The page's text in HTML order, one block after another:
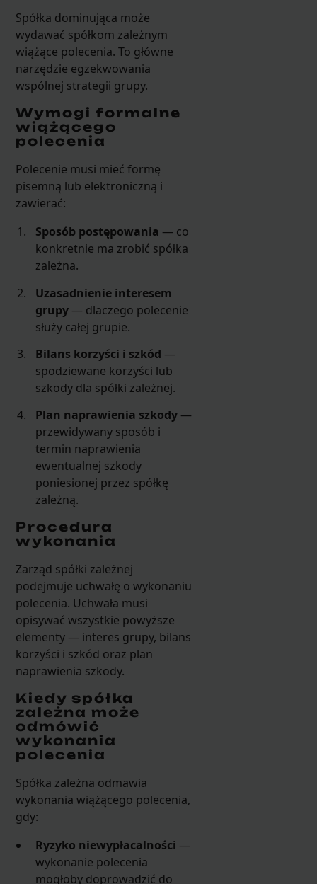
Spółka dominująca może
wydawać spółkom zależnym
wiążące polecenia. To główne
narzędzie egzekwowania
wspólnej strategii grupy.
Wymogi formalne
wiążącego
polecenia
Polecenie musi mieć formę
pisemną lub elektroniczną i
zawierać:
Sposób postępowania — co
konkretnie ma zrobić spółka
zależna.
Uzasadnienie interesem
grupy — dlaczego polecenie
służy całej grupie.
Bilans korzyści i szkód —
spodziewane korzyści lub
szkody dla spółki zależnej.
Plan naprawienia szkody —
przewidywany sposób i
termin naprawienia
ewentualnej szkody
poniesionej przez spółkę
zależną.
Procedura
wykonania
Zarząd spółki zależnej
podejmuje uchwałę o wykonaniu
polecenia. Uchwała musi
opisywać wszystkie powyższe
elementy — interes grupy, bilans
korzyści i szkód oraz plan
naprawienia szkody.
Kiedy spółka
zależna może
odmówić
wykonania
polecenia
Spółka zależna odmawia
wykonania wiążącego polecenia,
gdy:
Ryzyko niewypłacalności —
wykonanie polecenia
mogłoby doprowadzić do